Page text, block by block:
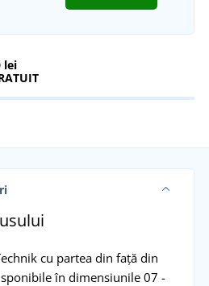
lei
cu partea din față din
în dimensiunile 07 -